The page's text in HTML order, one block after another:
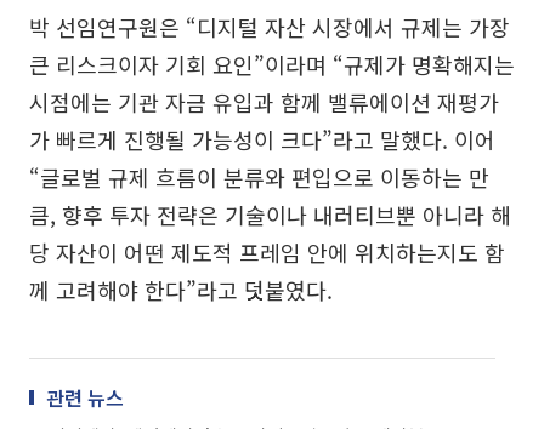
박 선임연구원은 “디지털 자산 시장에서 규제는 가장
큰 리스크이자 기회 요인”이라며 “규제가 명확해지는
시점에는 기관 자금 유입과 함께 밸류에이션 재평가
가 빠르게 진행될 가능성이 크다”라고 말했다. 이어
“글로벌 규제 흐름이 분류와 편입으로 이동하는 만
큼, 향후 투자 전략은 기술이나 내러티브뿐 아니라 해
당 자산이 어떤 제도적 프레임 안에 위치하는지도 함
께 고려해야 한다”라고 덧붙였다.
관련 뉴스